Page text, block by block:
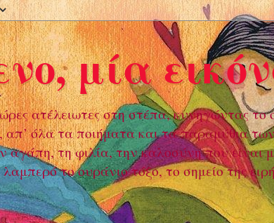
μία
ατέλειωτες στη στέπα, κυνηγώντας
όλα τα ποιήματα και τα παραμύθια
τη φιλία, την καλοσύνη που είναι
το ουράνιο τόξο, το σημείο της